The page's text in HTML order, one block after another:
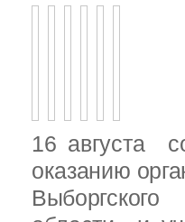
16 августа
оказанию
Выборгского